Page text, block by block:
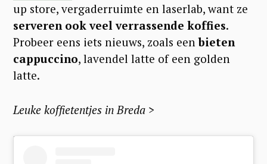
up store, vergaderruimte en laserlab, want ze
serveren ook veel verrassende koffies.
Probeer eens iets nieuws, zoals eenbieten
cappuccino, lavendel latte of een golden
latte.
Leuke koffietentjes in Breda >